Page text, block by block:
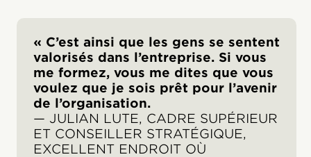
« C’est ainsi que les gens se sentent
valorisés dans l’entreprise. Si vous
me formez, vous me dites que vous
voulez que je sois prêt pour l’avenir
de l’organisation.
— JULIAN LUTE, CADRE SUPÉRIEUR
ET CONSEILLER STRATÉGIQUE,
EXCELLENT ENDROIT OÙ